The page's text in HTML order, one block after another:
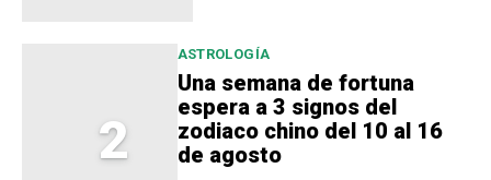
2
ASTROLOGÍA
Una semana de fortuna
espera a 3 signos del
zodiaco chino del 10 al 16
de agosto